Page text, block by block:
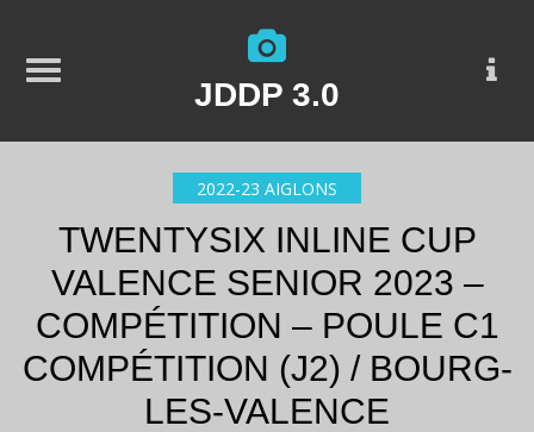
JDDP 3.0
2022-23 AIGLONS
TWENTYSIX INLINE CUP
VALENCE SENIOR 2023 –
COMPÉTITION – POULE C1
COMPÉTITION (J2) / BOURG-
LES-VALENCE